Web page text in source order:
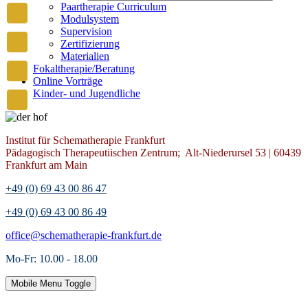
Paartherapie Curriculum
Modulsystem
Supervision
Zertifizierung
Materialien
Fokaltherapie/Beratung
Online Vorträge
Kinder- und Jugendliche
Institut für Schematherapie Frankfurt
Pädagogisch Therapeutiischen Zentrum; Alt-Niederursel 53 | 60439
Frankfurt am Main
+49 (0) 69 43 00 86 47
+49 (0) 69 43 00 86 49
office@schematherapie-frankfurt.de
Mo-Fr: 10.00 - 18.00
Mobile Menu Toggle